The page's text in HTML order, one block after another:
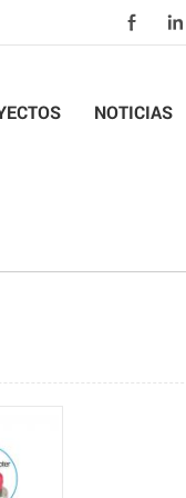
NOTICIAS